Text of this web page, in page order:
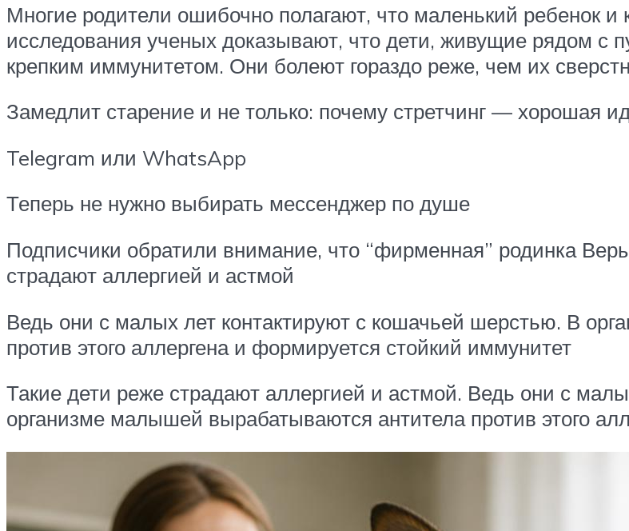
Многие родители ошибочно полагают, что маленький ребенок
исследования ученых доказывают, что дети, живущие рядом
крепким иммунитетом. Они болеют гораздо реже, чем их
Замедлит старение и не только: почему стретчинг — хорошая
Telegram или WhatsApp
Теперь не нужно выбирать мессенджер по душе
Подписчики обратили внимание, что “фирменная” родинка
страдают аллергией и астмой
Ведь они с малых лет контактируют с кошачьей шерстью. В
против этого аллергена и формируется стойкий иммунитет
Такие дети реже страдают аллергией и астмой. Ведь они с
организме малышей вырабатываются антитела против этого